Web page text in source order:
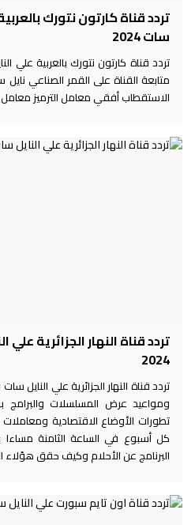
تردد قناة كارتون نتورك
سات 2024
تردد قناة كارتون نتورك بالعربية علي
متابعة القناة على القمر الصناعي نايل
الاستقطاب أفقي معامل الترميز
تردد قناة النهار الجزائرية
2024
تردد قناة النهار الجزائرية علي النايل
ومواعيد عرض المسلسلات والبرامج
تطورات الأوضاع الاقتصادية
كل أسبوع في الساعة الثامنة مساءا
البرنامج عن الأحلام وكيف حقق هؤلاء